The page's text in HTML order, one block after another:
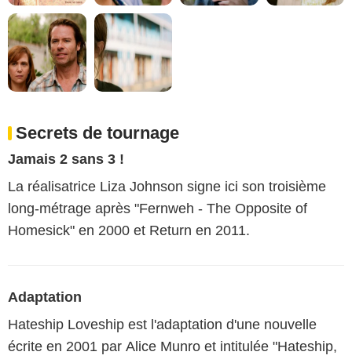
Secrets de tournage
Jamais 2 sans 3 !
La réalisatrice Liza Johnson signe ici son troisième
long-métrage après "Fernweh - The Opposite of
Homesick" en 2000 et Return en 2011.
Adaptation
Hateship Loveship est l'adaptation d'une nouvelle
écrite en 2001 par Alice Munro et intitulée "Hateship,